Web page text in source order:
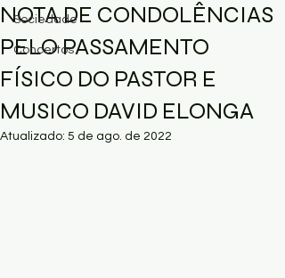
Sociedade
Concertos
NOTA DE CONDOLÊNCIAS
PELO PASSAMENTO
FÍSICO DO PASTOR E
MUSICO DAVID ELONGA
Atualizado: 5 de ago. de 2022